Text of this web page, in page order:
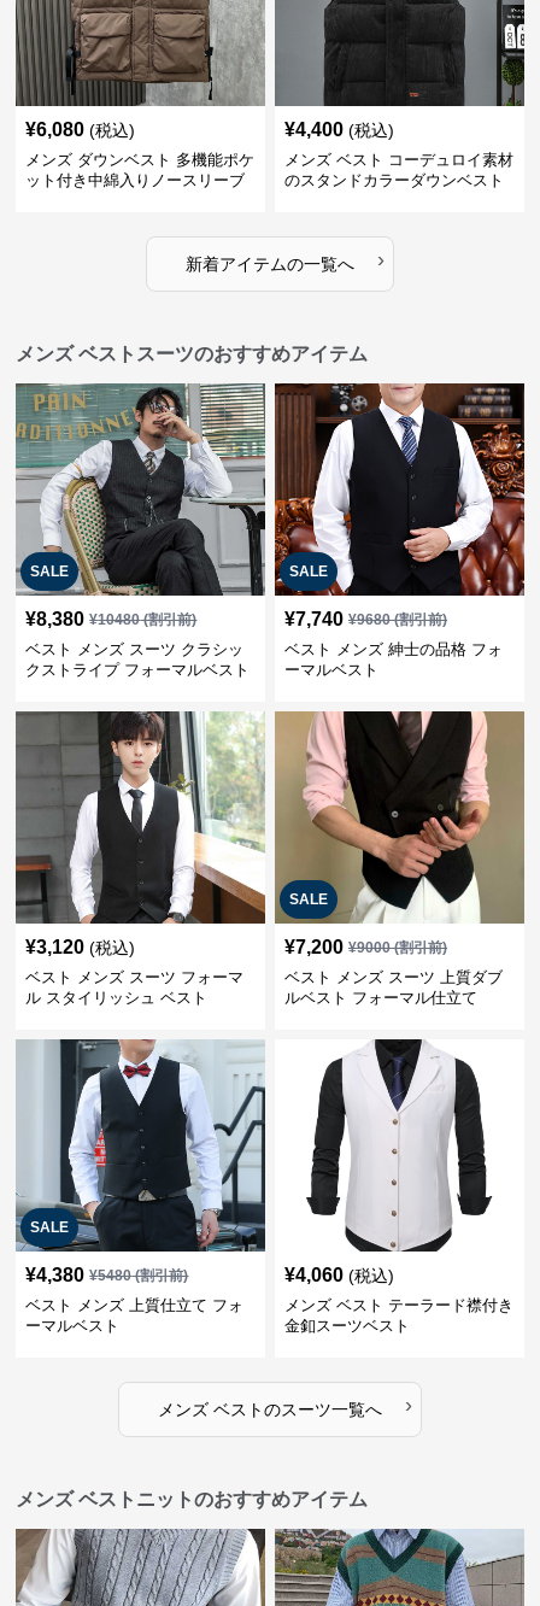
¥6,080 (税込)
メンズ ダウンベスト 多機能ポケ
ット付き中綿入りノースリーブ
¥4,400 (税込)
メンズ ベスト コーデュロイ素材
のスタンドカラーダウンベスト
新着アイテムの一覧へ ›
メンズ ベストスーツのおすすめアイテム
SALE
¥8,380 ¥10480(割引前)
ベスト メンズ スーツ クラシッ
クストライプ フォーマルベスト
SALE
¥7,740 ¥9680(割引前)
ベスト メンズ 紳士の品格 フォ
ーマルベスト
¥3,120 (税込)
ベスト メンズ スーツ フォーマ
ル スタイリッシュ ベスト
SALE
¥7,200 ¥9000(割引前)
ベスト メンズ スーツ 上質ダブ
ルベスト フォーマル仕立て
SALE
¥4,380 ¥5480(割引前)
ベスト メンズ 上質仕立て フォ
ーマルベスト
¥4,060 (税込)
メンズ ベスト テーラード襟付き
金釦スーツベスト
メンズ ベストのスーツ一覧へ ›
メンズ ベストニットのおすすめアイテム